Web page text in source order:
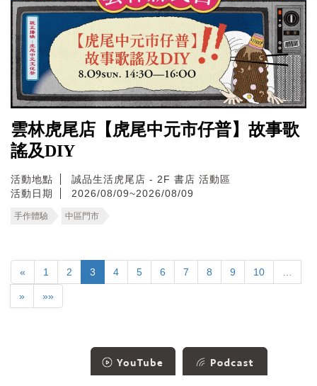
雲林虎尾店【虎尾中元市仔普】故事歌
謠及DIY
活動地點
誠品生活虎尾店 - 2F 書店 活動區
活動日期
2026/08/09~2026/08/09
手作體驗 中區門市
« 1 2 3 4 5 6 7 8 9 10
» »»